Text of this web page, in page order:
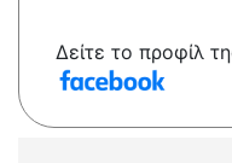
Δείτε το προφίλ